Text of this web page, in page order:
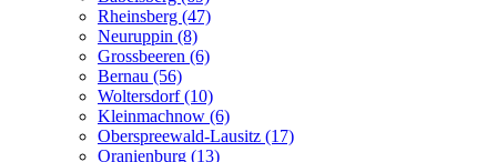
Rheinsberg (47)
Neuruppin (8)
Grossbeeren (6)
Bernau (56)
Woltersdorf (10)
Kleinmachnow (6)
Oberspreewald-Lausitz (17)
Oranienburg (13)